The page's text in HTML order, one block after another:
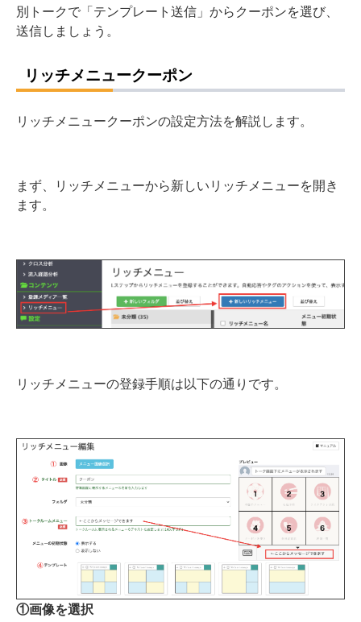
別トークで「テンプレート送信」からクーポンを選び、
送信しましょう。
リッチメニュークーポン
リッチメニュークーポンの設定方法を解説します。
まず、リッチメニューから新しいリッチメニューを開き
ます。
リッチメニューの登録手順は以下の通りです。
①画像を選択